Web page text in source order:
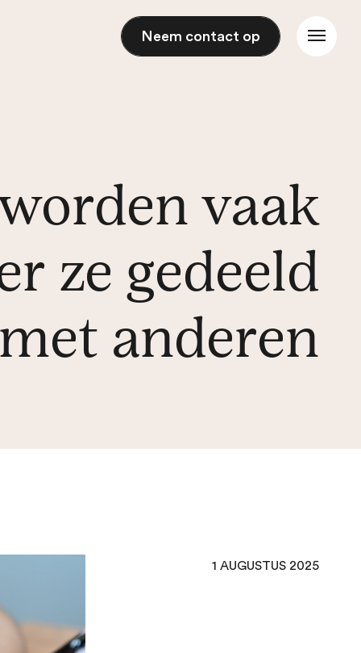
Neem contact op
vaak
ze gedeeld
anderen
1 AUGUSTUS 2025